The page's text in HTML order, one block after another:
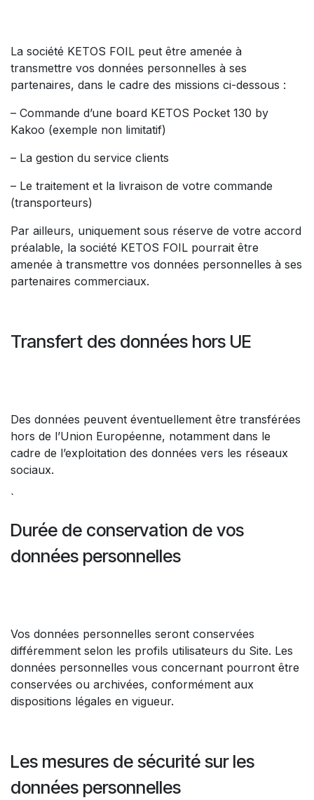
La société KETOS FOIL peut être amenée à
transmettre vos données personnelles à ses
partenaires, dans le cadre des missions ci-dessous :
– Commande d’une board KETOS Pocket 130 by
Kakoo (exemple non limitatif)
– La gestion du service clients
– Le traitement et la livraison de votre commande
(transporteurs)
Par ailleurs, uniquement sous réserve de votre accord
préalable, la société KETOS FOIL pourrait être
amenée à transmettre vos données personnelles à ses
partenaires commerciaux.
Transfert des données hors UE
Des données peuvent éventuellement être transférées
hors de l’Union Européenne, notamment dans le
cadre de l’exploitation des données vers les réseaux
sociaux.
`
Durée de conservation de vos
données personnelles
Vos données personnelles seront conservées
différemment selon les profils utilisateurs du Site. Les
données personnelles vous concernant pourront être
conservées ou archivées, conformément aux
dispositions légales en vigueur.
Les mesures de sécurité sur les
données personnelles